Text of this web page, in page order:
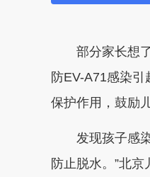
部分家长想了
防EV-A71感染
保护作用，鼓励
发现孩子感染
防止脱水。”北